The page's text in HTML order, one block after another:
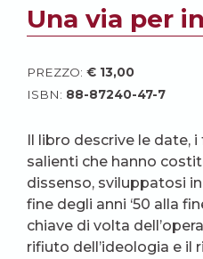
Una via per
PREZZO: € 13,00
ISBN: 88-87240-47-7
Il libro descrive le date,
salienti che hanno
dissenso, sviluppatosi
fine degli anni ‘50 alla
chiave di volta
rifiuto dell’ideologia e il